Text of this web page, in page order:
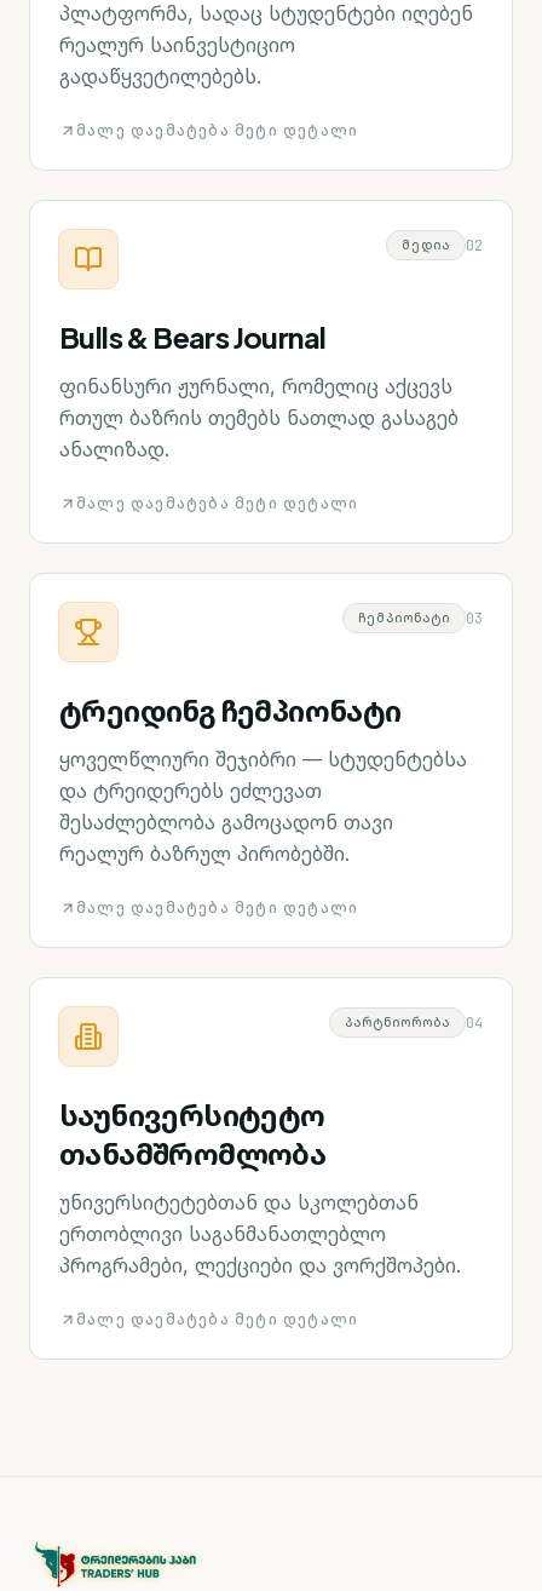
პლატფორმა, სადაც სტუდენტები იღებენ
რეალურ საინვესტიციო
გადაწყვეტილებებს.
ᲛᲐᲚᲔ ᲓᲐᲔᲛᲐᲢᲔᲑᲐ ᲛᲔᲢᲘ ᲓᲔᲢᲐᲚᲘ
ᲛᲔᲓᲘᲐ 02
Bulls & Bears Journal
ფინანსური ჟურნალი, რომელიც აქცევს
რთულ ბაზრის თემებს ნათლად გასაგებ
ანალიზად.
ᲛᲐᲚᲔ ᲓᲐᲔᲛᲐᲢᲔᲑᲐ ᲛᲔᲢᲘ ᲓᲔᲢᲐᲚᲘ
ᲩᲔᲛᲞᲘᲝᲜᲐᲢᲘ 03
ტრეიდინგ ჩემპიონატი
ყოველწლიური შეჯიბრი — სტუდენტებსა
და ტრეიდერებს ეძლევათ
შესაძლებლობა გამოცადონ თავი
რეალურ ბაზრულ პირობებში.
ᲛᲐᲚᲔ ᲓᲐᲔᲛᲐᲢᲔᲑᲐ ᲛᲔᲢᲘ ᲓᲔᲢᲐᲚᲘ
ᲞᲐᲠᲢᲜᲘᲝᲠᲝᲑᲐ 04
საუნივერსიტეტო
თანამშრომლობა
უნივერსიტეტებთან და სკოლებთან
ერთობლივი საგანმანათლებლო
პროგრამები, ლექციები და ვორქშოპები.
ᲛᲐᲚᲔ ᲓᲐᲔᲛᲐᲢᲔᲑᲐ ᲛᲔᲢᲘ ᲓᲔᲢᲐᲚᲘ